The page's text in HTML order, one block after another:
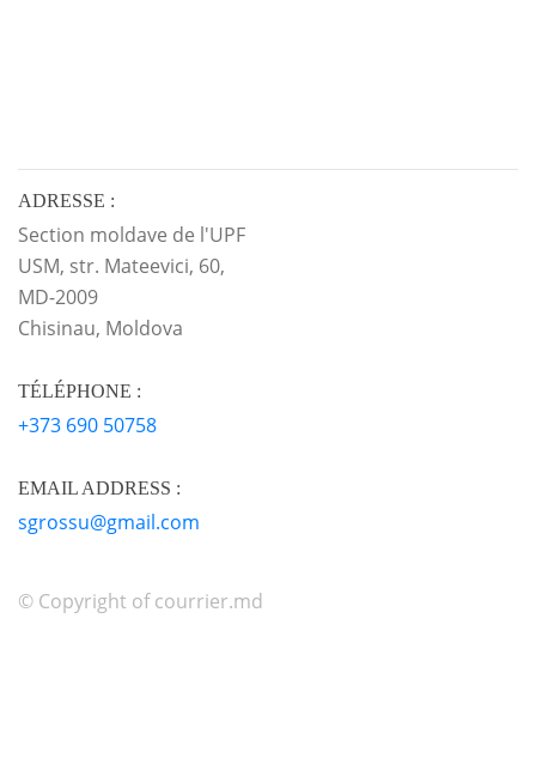
ADRESSE :
Section moldave de l'UPF
USM, str. Mateevici, 60,
MD-2009
Chisinau, Moldova
TÉLÉPHONE :
+373 690 50758
EMAIL ADDRESS :
sgrossu@gmail.com
© Copyright of courrier.md